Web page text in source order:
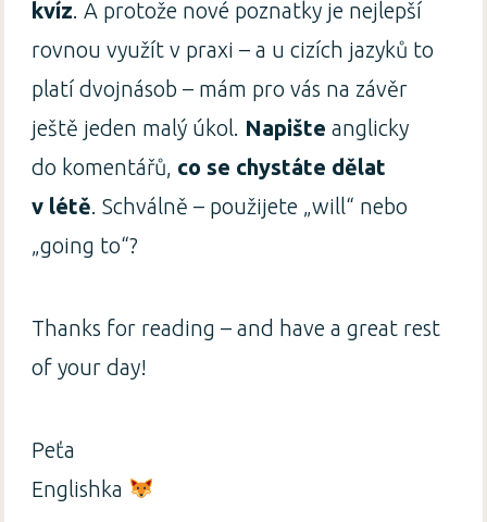
kvíz . A protože nové poznatky je nejlepší
rovnou využít v praxi – a u cizích jazyků to
platí dvojnásob – mám pro vás na závěr
ještě jeden malý úkol. Napište anglicky
do komentářů, co se chystáte dělat
v létě . Schválně – použijete „will“ nebo
„going to“?
Thanks for reading – and have a great rest
of your day!
Peťa
Englishka